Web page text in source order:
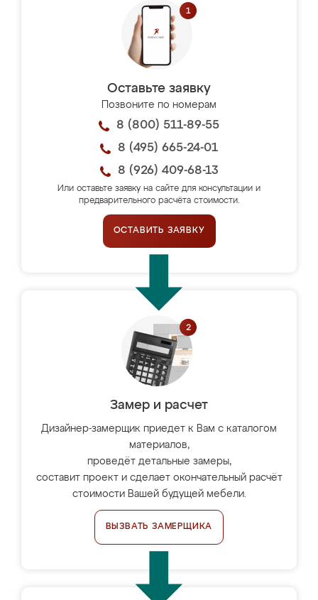
Оставьте заявку
Позвоните по номерам
8 (800) 511-89-55
8 (495) 665-24-01
8 (926) 409-68-13
Или оставьте заявку на сайте для консультации и
предварительного расчёта стоимости.
ОСТАВИТЬ ЗАЯВКУ
Замер и расчет
Дизайнер-замерщик приедет к Вам с каталогом
материалов,
проведёт детальные замеры,
составит проект и сделает окончательный расчёт
стоимости Вашей будущей мебели.
ВЫЗВАТЬ ЗАМЕРЩИКА